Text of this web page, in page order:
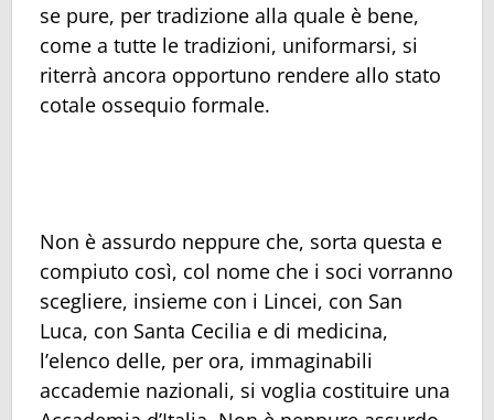
se pure, per tradizione alla quale è bene,
come a tutte le tradizioni, uniformarsi, si
riterrà ancora opportuno rendere allo stato
cotale ossequio formale.
Non è assurdo neppure che, sorta questa e
compiuto così, col nome che i soci vorranno
scegliere, insieme con i Lincei, con San
Luca, con Santa Cecilia e di medicina,
l’elenco delle, per ora, immaginabili
accademie nazionali, si voglia costituire una